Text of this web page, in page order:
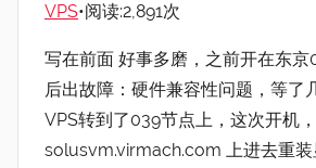
VPS•阅读:2,891次
写在前面 好事多磨，之前开在东京
后出故障：硬件兼容性问题，等了
VPS转到了039节点上，这次开机
solusvm.virmach.com 上进去重装